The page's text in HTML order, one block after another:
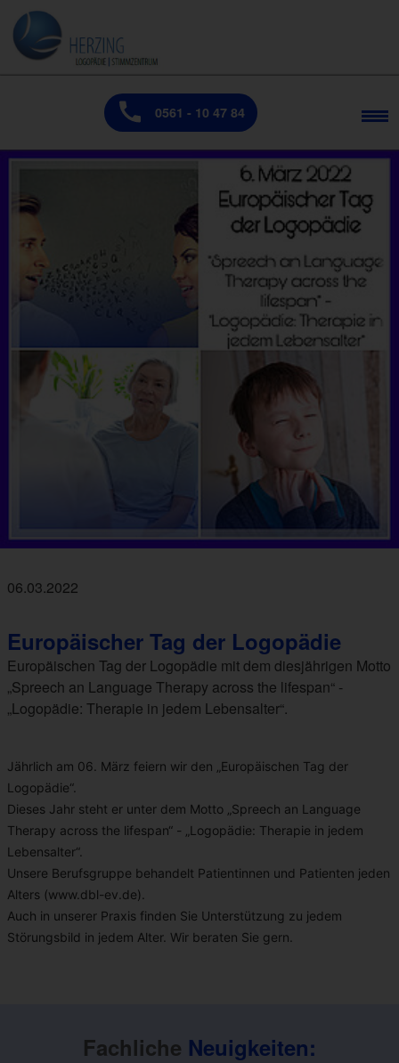
0561 - 10 47 84
06.03.2022
Europäischer Tag der Logopädie
Europäischen Tag der Logopädie mit dem diesjährigen Motto
„Spreech an Language Therapy across the lifespan“ -
„Logopädie: Therapie in jedem Lebensalter“.
Jährlich am 06. März feiern wir den „Europäischen Tag der
Logopädie“.
Dieses Jahr steht er unter dem Motto „Spreech an Language
Therapy across the lifespan“ - „Logopädie: Therapie in jedem
Lebensalter“.
Unsere Berufsgruppe behandelt Patientinnen und Patienten jeden
Alters (www.dbl-ev.de).
Auch in unserer Praxis finden Sie Unterstützung zu jedem
Störungsbild in jedem Alter. Wir beraten Sie gern.
Fachliche Neuigkeiten: